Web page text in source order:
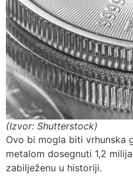
(Izvor: Shutterstock)
Ovo bi mogla biti vrhunska
metalom dosegnuti 1,2
zabilježenu u historiji.